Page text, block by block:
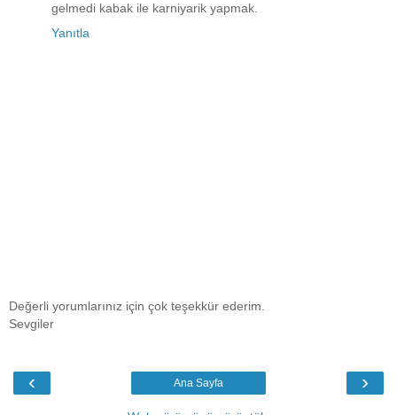
gelmedi kabak ile karniyarik yapmak.
Yanıtla
Değerli yorumlarınız için çok teşekkür ederim.
Sevgiler
‹ ›
Ana Sayfa